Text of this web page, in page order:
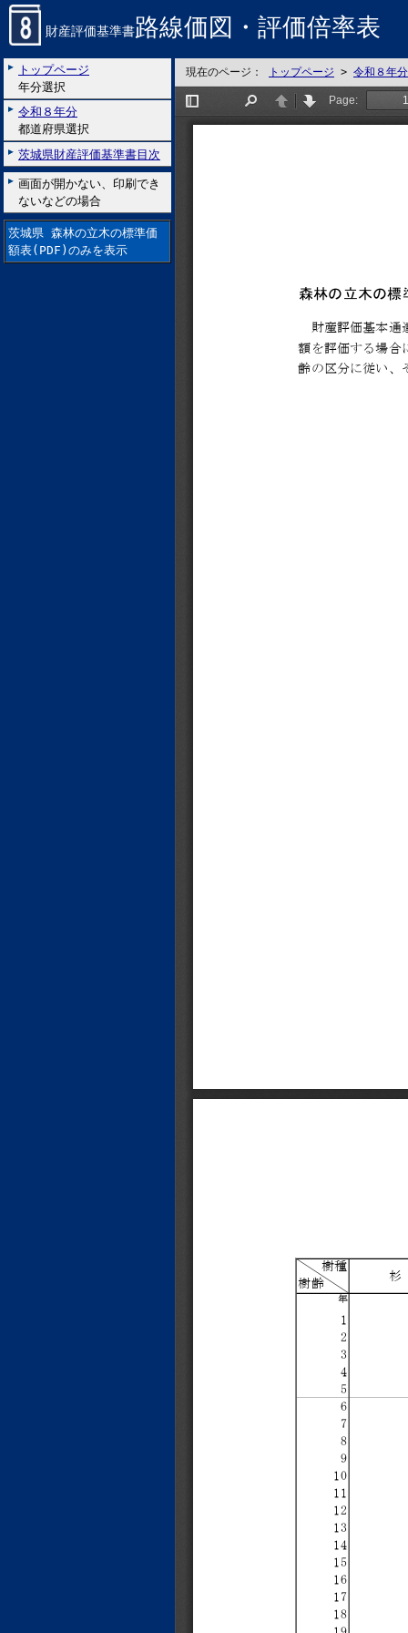
財産評価基準書路線価図・評価倍率表
トップページ
年分選択
令和８年分
都道府県選択
茨城県財産評価基準書目次
画面が開かない、印刷でき
ないなどの場合
茨城県 森林の立木の標準価
額表(PDF)のみを表示
現在のページ： トップページ > 令和８年分